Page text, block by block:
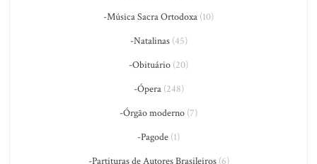
-Música Sacra Ortodoxa (10)
-Natalinas(45)
-Obituário (20)
-Ópera(248)
-Órgão moderno (7)
-Pagode (1)
-Partituras de Autores Brasileiros(6)